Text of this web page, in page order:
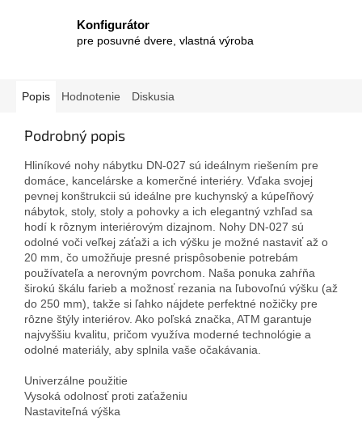
Konfigurátor
pre posuvné dvere, vlastná výroba
Popis Hodnotenie Diskusia
Podrobný popis
Hliníkové nohy nábytku DN-027 sú ideálnym riešením pre
domáce, kancelárske a komerčné interiéry. Vďaka svojej
pevnej konštrukcii sú ideálne pre kuchynský a kúpeľňový
nábytok, stoly, stoly a pohovky a ich elegantný vzhľad sa
hodí k rôznym interiérovým dizajnom. Nohy DN-027 sú
odolné voči veľkej záťaži a ich výšku je možné nastaviť až o
20 mm, čo umožňuje presné prispôsobenie potrebám
používateľa a nerovným povrchom. Naša ponuka zahŕňa
širokú škálu farieb a možnosť rezania na ľubovoľnú výšku (až
do 250 mm), takže si ľahko nájdete perfektné nožičky pre
rôzne štýly interiérov. Ako poľská značka, ATM garantuje
najvyššiu kvalitu, pričom využíva moderné technológie a
odolné materiály, aby splnila vaše očakávania.
Univerzálne použitie
Vysoká odolnosť proti zaťaženiu
Nastaviteľná výška